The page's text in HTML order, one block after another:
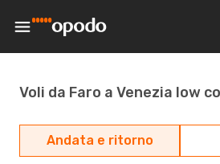
Voli da Faro a Venezia low
Andata e ritorno